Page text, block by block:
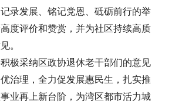
录发展、铭记党恩、砥砺前行的举
度评价和赞赏，并为社区持续高质
。
极采纳区政协退休老干部们的意见
治理，全力促发展惠民生，扎实推
业再上新台阶，为湾区都市活力城